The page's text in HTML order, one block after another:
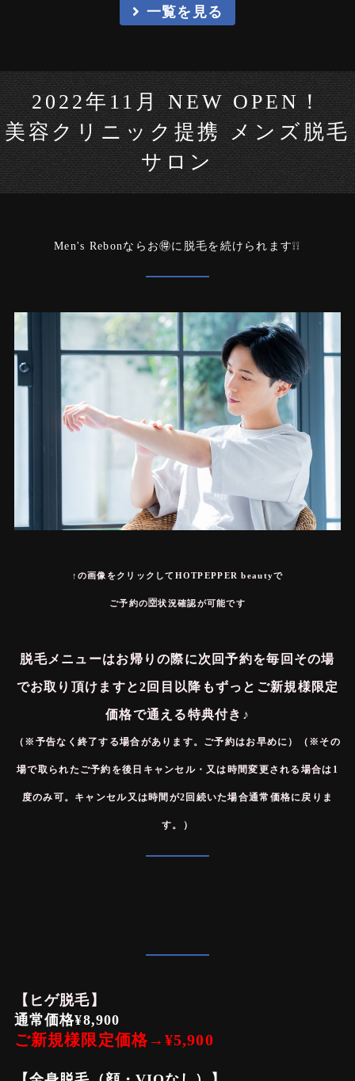
一覧を見る
2022年11月 NEW OPEN！
美容クリニック提携 メンズ脱毛
サロン
Men's Rebonならお🉐に脱毛を続けられます❕❕
↑の画像をクリックしてHOTPEPPER beautyで
ご予約の🈳状況確認が可能です
脱毛メニューはお帰りの際に次回予約を毎回その場
でお取り頂けますと2回目以降もずっとご新規様限定
価格で通える特典付き♪
（※予告なく終了する場合があります。ご予約はお早めに）（※その
場で取られたご予約を後日キャンセル・又は時間変更される場合は1
度のみ可。キャンセル又は時間が2回続いた場合通常価格に戻りま
す。）
【ヒゲ脱毛】
通常価格¥8,900
ご新規様限定価格→¥5,900